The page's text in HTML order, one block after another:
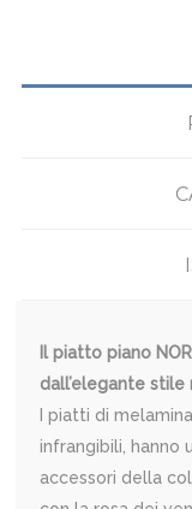
Il piatto piano
dall’elegante stile
I piatti di
infrangibili, hanno
accessori della